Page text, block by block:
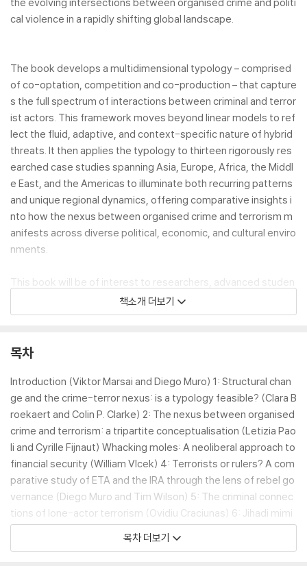
cal violence in a rapidly shifting global landscape.
The book develops a multidimensional typology – comprised
of co-optation, competition and co-production – that capture
s the full spectrum of interactions between criminal and terror
ist actors. This framework moves beyond linear models to ref
lect the fluid, adaptive, and context-specific nature of hybrid
threats. It then applies the typology to thirteen rigorously res
earched case studies spanning Asia, Europe, Africa, the Middl
e East, and the Americas to illuminate both recurring patterns
and unique regional dynamics, offering comparative insights i
nto how the nexus between organised crime and terrorism m
anifests across diverse political, economic, and cultural enviro
nments.
This book will be of interest to researchers, advanced studen
ts and analysts in the fields of terrorism studies, criminology,
security studies, international relations, and political science
overnment agencies, international organisations and NGOs fo
책소개 더보기
목차
Introduction (Viktor Marsai and Diego Muro) 1: Structural chan
ge and the crime-terror nexus: is a typology feasible? (Clara B
roekaert and Colin P. Clarke) 2: The nexus between organised
crime and terrorism: a tripartite conceptualisation (Letizia Pao
li and Cyrille Fijnaut) Whacking moles: A neoliberal approach to
financial security (William Vlcek) 4: Terrorists or rulers? A com
parative study of ETA and the IRA through the lens of rebel go
vernance (Diego Muro and Tim Wilson) 5: The criminal connec
tions of lone-actor terrorism (Ovidiu Craciunas) 6: Jihadi mimi
cs: how and why non-jihadist groups use jihadist tropes (Simo
n Cottee) 7: Cultural heritage and terrorism: how illicit trade ca
목차 더보기